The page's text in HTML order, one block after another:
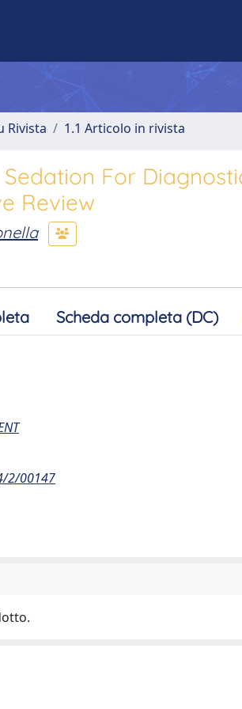
Rivista 1.1 Articolo in rivista
For
Review
Scheda completa (DC)
2/00147